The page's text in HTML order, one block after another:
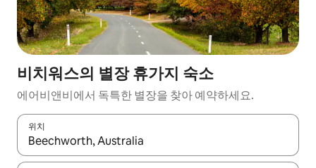
비치워스의 별장 휴가지 숙소
에어비앤비에서 독특한 별장을 찾아 예약하세요.
위치
결과가 나오면 위·아래 화살표 키를 사용하거나 터치 또는 스와이